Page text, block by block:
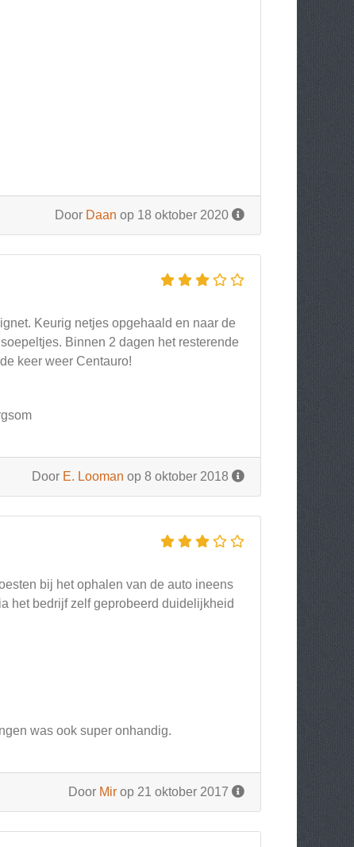
Door Daan op 18 oktober 2020
Keurig netjes opgehaald en naar de
Binnen 2 dagen het resterende
keer weer Centauro!
Door E. Looman op 8 oktober 2018
bij het ophalen van de auto ineens
het bedrijf zelf geprobeerd duidelijkheid
was ook super onhandig.
Door Mir op 21 oktober 2017